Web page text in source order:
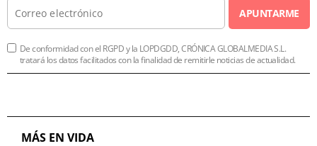
APUNTARME
De conformidad con el RGPD y la LOPDGDD, CRÓNICA GLOBALMEDIA S.L.
tratará los datos facilitados con la finalidad de remitirle noticias de actualidad.
MÁS EN VIDA